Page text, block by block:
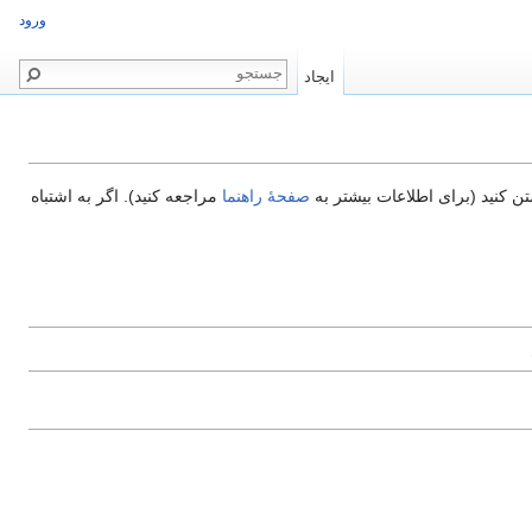
کنید (برای اطلاعات بیشتر به صفحهٔ راهنما مراجعه کنید). اگر به اشتباه
ورود
ایجاد